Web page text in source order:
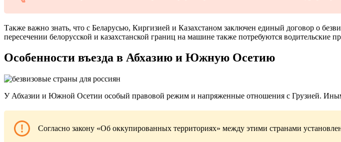
Также важно знать, что с Беларусью, Киргизией и Казахстаном заключен единый договор о
пересечении белорусской и казахстанской границ на машине также потребуются водительские
Особенности въезда в Абхазию и Южную Осетию
У Абхазии и Южной Осетии особый правовой режим и напряженные отношения с Грузией.
Согласно закону «Об оккупированных территориях» между этими странами